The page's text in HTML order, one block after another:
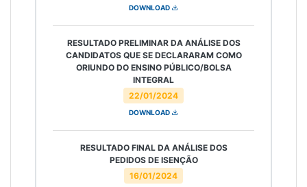
DOWNLOAD
22/01/2024
RESULTADO PRELIMINAR DA ANÁLISE DOS
CANDIDATOS QUE SE DECLARARAM COMO
ORIUNDO DO ENSINO PÚBLICO/BOLSA
INTEGRAL
DOWNLOAD
16/01/2024
RESULTADO FINAL DA ANÁLISE DOS
PEDIDOS DE ISENÇÃO